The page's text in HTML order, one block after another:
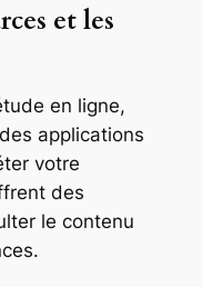
et les
en ligne,
applications
votre
des
le contenu